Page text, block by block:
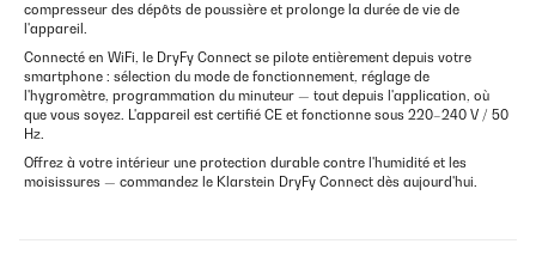
compresseur des dépôts de poussière et prolonge la durée de vie de
l'appareil.
Connecté en WiFi, le DryFy Connect se pilote entièrement depuis votre
smartphone : sélection du mode de fonctionnement, réglage de
l'hygromètre, programmation du minuteur — tout depuis l'application, où
que vous soyez. L'appareil est certifié CE et fonctionne sous 220–240 V / 50
Hz.
Offrez à votre intérieur une protection durable contre l'humidité et les
moisissures — commandez le Klarstein DryFy Connect dès aujourd'hui.